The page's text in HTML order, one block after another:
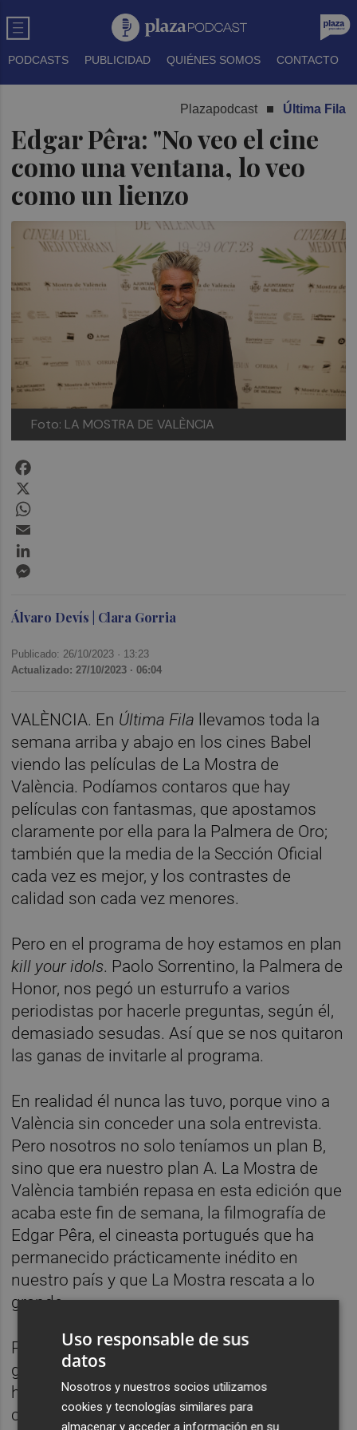
PODCASTS PUBLICIDAD QUIÉNES SOMOS CONTACTO
Plazapodcast Última Fila
Edgar Pêra: "No veo el cine
como una ventana, lo veo
como un lienzo
Foto: LA MOSTRA DE VALÈNCIA
Álvaro Devís | Clara Gorria
Publicado: 26/10/2023 · 13:23
Actualizado: 27/10/2023 · 06:04
VALÈNCIA. En Última Fila
llevamos toda la
semana arriba y abajo en los cines Babel
viendo las películas de La Mostra de
València. Podíamos contaros que hay
películas con fantasmas, que apostamos
claramente por ella para la Palmera de Oro;
también que la media de la Sección Oficial
cada vez es mejor, y los contrastes de
calidad son cada vez menores.
Pero en el programa de hoy estamos en plan
kill your idols. Paolo Sorrentino, la Palmera de
Honor, nos pegó un esturrufo a varios
periodistas por hacerle preguntas, según él,
demasiado sesudas. Así que se nos quitaron
las ganas de invitarle al programa.
En realidad él nunca las tuvo, porque vino a
València sin conceder una sola entrevista.
Pero nosotros no solo teníamos un plan B,
sino que era nuestro plan A. La Mostra de
València también repasa en esta edición que
acaba este fin de semana, la filmografía de
Edgar Pêra, el cineasta portugués que ha
permanecido prácticamente inédito en
nuestro país y que La Mostra rescata a lo
grande.
Pêra empezó haciendo videoclips para
grupos punk, pero pronto se empezaría a
hacer sus pinitos en el cine. Empezó
cuestionándoselo a través de la serie B,
Uso responsable de sus
datos
Nosotros y nuestros socios utilizamos
cookies y tecnologías similares para
almacenar y acceder a información en su